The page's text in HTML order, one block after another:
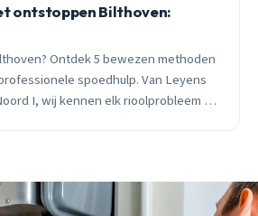
ontstoppen Bilthoven:
Ontdek 5 bewezen methoden
spoedhulp. Van Leyens
I, wij kennen elk rioolprobleem en